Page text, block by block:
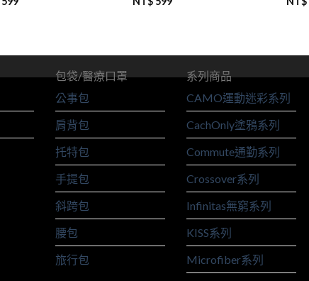
包袋/醫療口罩
公事包
肩背包
托特包
手提包
斜跨包
腰包
旅行包
系列商品
CAMO運動迷彩系列
CachOnly塗鴉系列
Commute通勤系列
Crossover系列
Infinitas無窮系列
KISS系列
Microfiber系列